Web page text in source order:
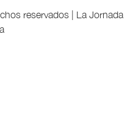
reservados | La Jornada